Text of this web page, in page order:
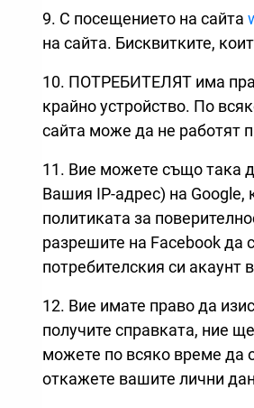
9. С посещението на сайта
на сайта. Бисквитките,
10. ПОТРЕБИТЕЛЯТ има
крайно устройство. По
сайта може да не работят
11. Вие можете също така
Вашия IP-адрес) на Google,
политиката за
разрешите на Facebook да
потребителския си акаунт
12. Вие имате право да
получите справката, ние
можете по всяко време да
откажете вашите лични